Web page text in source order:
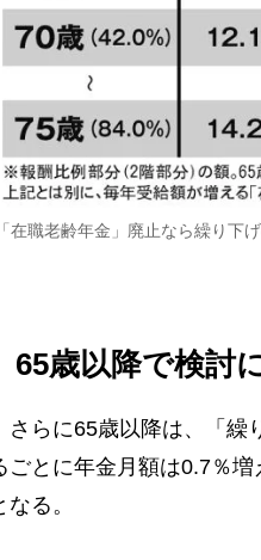
「在職老齢年金」廃止なら繰り下
65歳以降で検討
さらに65歳以降は、「繰
ごとに年金月額は0.7％
なる。